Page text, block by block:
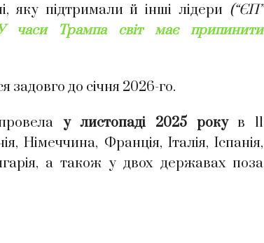
яку підтримали й інші лідери (“ЄП”
часи Трампа світ має припинити
задовго до січня 2026-го.
у листопаді 2025 рокув 11
Франція, Італія, Іспанія,
а також у двох державах поза